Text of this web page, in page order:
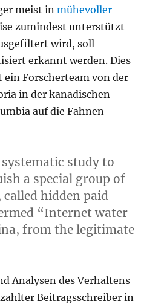
meist inmühevoller
zumindest unterstützt
wird, soll
erkannt werden. Dies
Forscherteam von der
in der kanadischen
auf die Fahnen
study to
a special group of
called hidden paid
“Internet water
from the legitimate
Analysen des Verhaltens
Beitragsschreiber in